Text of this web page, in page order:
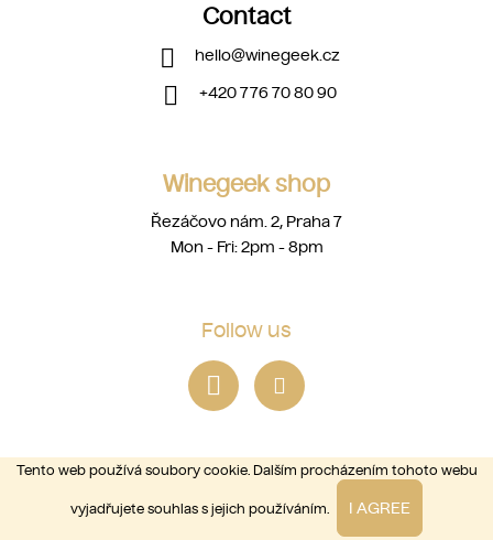
Tento web používá soubory cookie. Dalším procházením tohoto webu
vyjadřujete souhlas s jejich používáním. I AGREE
Contact
hello@winegeek.cz
+420 776 70 80 90
Winegeek shop
Řezáčovo nám. 2, Praha 7
Mon - Fri: 2pm - 8pm
Follow us
Copyright 2026winegeek. All rights reserved.